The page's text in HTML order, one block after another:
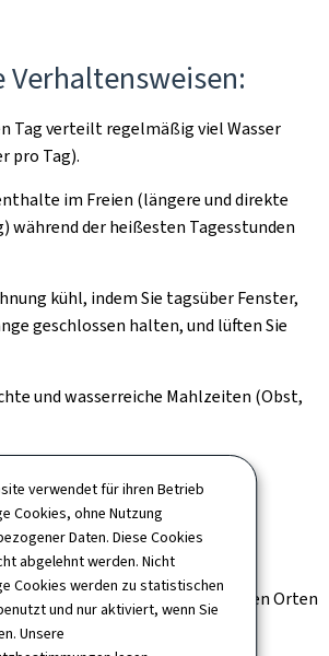
verwendet für ihren Betrieb
Cookies, ohne Nutzung
Daten. Diese Cookies
abgelehnt werden. Nicht
Cookies werden zu statistischen
und nur aktiviert, wenn Sie
Unsere
Verhaltensweisen:
Tag verteilt regelmäßig viel Wasser
pro Tag).
im Freien (längere und direkte
während der heißesten Tagesstunden
kühl, indem Sie tagsüber Fenster,
geschlossen halten, und lüften Sie
und wasserreiche Mahlzeiten (Obst,
eine Kopfbedeckung.
und helle Kleidung.
Aktivitäten.
an kühlen und klimatisierten Orten